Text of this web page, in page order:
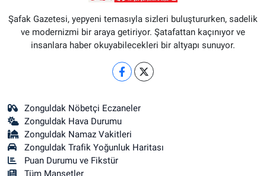
Şafak Gazetesi, yepyeni temasıyla sizleri buluştururken, sadelik
ve modernizmi bir araya getiriyor. Şatafattan kaçınıyor ve
insanlara haber okuyabilecekleri bir altyapı sunuyor.
Zonguldak Nöbetçi Eczaneler
Zonguldak Hava Durumu
Zonguldak Namaz Vakitleri
Zonguldak Trafik Yoğunluk Haritası
Puan Durumu ve Fikstür
Tüm Manşetler